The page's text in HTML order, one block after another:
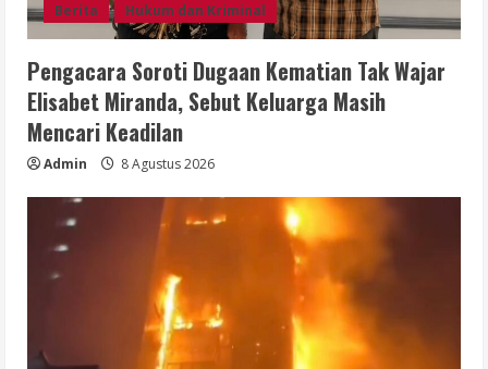
Berita Hukum dan Kriminal
Pengacara Soroti Dugaan Kematian Tak Wajar
Elisabet Miranda, Sebut Keluarga Masih
Mencari Keadilan
Admin 8 Agustus 2026